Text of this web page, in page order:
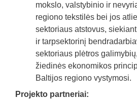
mokslo, valstybinio ir
regiono tekstilės bei jos
sektoriaus atstovus,
ir tarpsektorinį
sektoriaus plėtros
žiedinės ekonomikos
Baltijos regiono vystymosi.
Projekto partneriai: